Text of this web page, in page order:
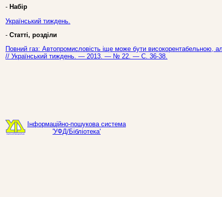
- Набір
Український тиждень.
- Статті, розділи
Повний газ: Автопромисловість іще може бути високорентабельною,
// Український тиждень. — 2013. — № 22. — С. 36-38.
Інформаційно-пошукова система
'УФД/Бібліотека'